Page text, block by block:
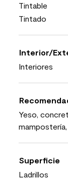
Tintable
Tintado
Interior/
Interiores
Yeso,
mampostería,
Superficie
Ladrillos